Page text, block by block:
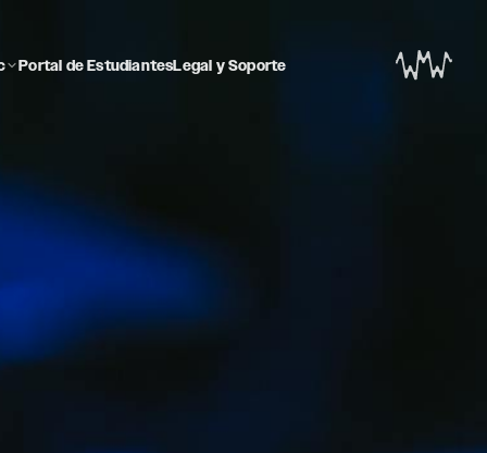
Portal de EstudiantesLegal y Soporte